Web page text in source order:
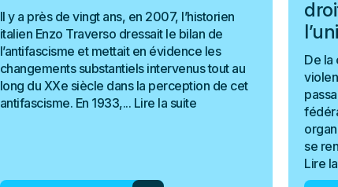
Il y a près de vingt ans, en 2007, l’historien
italien Enzo Traverso dressait le bilan de
l’antifascisme et mettait en évidence les
changements substantiels intervenus tout au
long du XXe siècle dans la perception de cet
antifascisme. En 1933,... Lire la suite
De la
se
Lire